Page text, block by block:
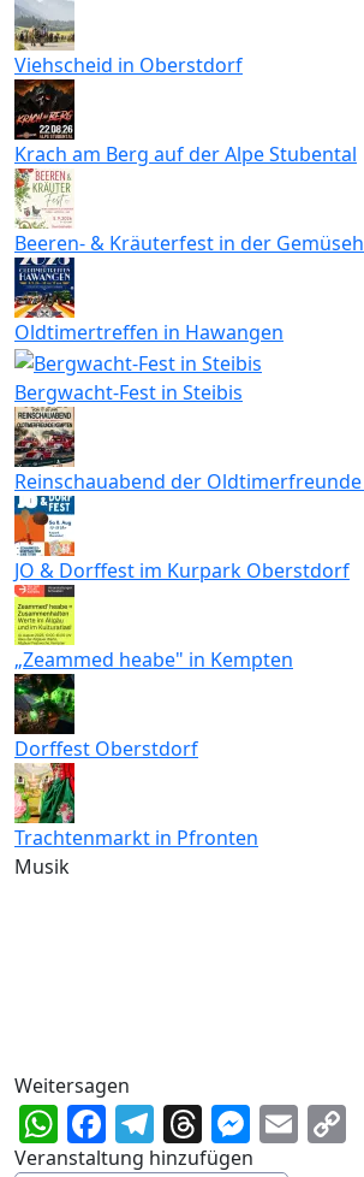
Viehscheid in Oberstdorf
Krach am Berg auf der Alpe Stubental
Beeren- & Kräuterfest in der
Oldtimertreffen in Hawangen
Bergwacht-Fest in Steibis
Reinschauabend der
JO & Dorffest im Kurpark Oberstdorf
„Zeammed heabe" in Kempten
Dorffest Oberstdorf
Trachtenmarkt in Pfronten
Musik
Weitersagen
WhatsApp
Facebook
Telegram
Threads
Veranstaltung hinzufügen